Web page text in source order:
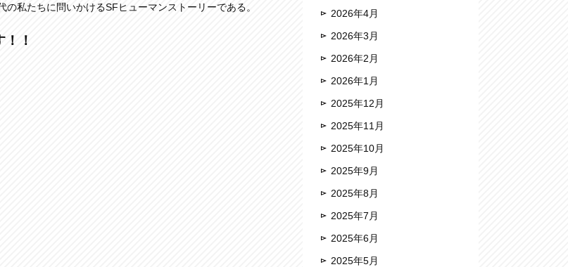
私たちに問いかけるSFヒューマンストーリーである。
！
2026年4月
2026年3月
2026年2月
2026年1月
2025年12月
2025年11月
2025年10月
2025年9月
2025年8月
2025年7月
2025年6月
2025年5月